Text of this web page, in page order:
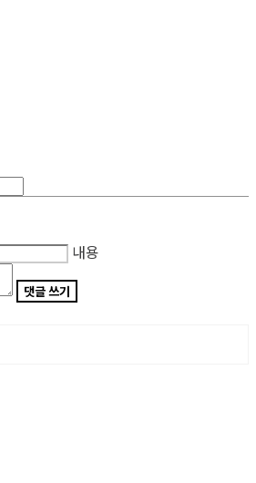
내용
댓글 쓰기